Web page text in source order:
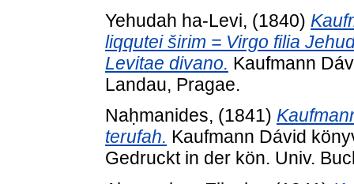
Yehudah ha-Levi, (1840)
liqqutei širim = Virgo filia
Levitae divano. Kaufmann
Landau, Pragae.
Naḥmanides, (1841)
terufah. Kaufmann Dávid
Gedruckt in der kön. Univ.